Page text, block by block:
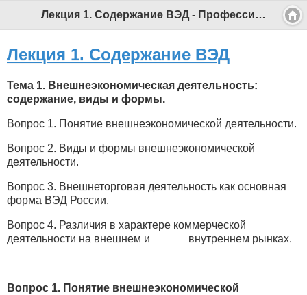
Лекция 1. Содержание ВЭД - Профессиональный педагог
Лекция 1. Содержание ВЭД
Тема 1. Внешнеэкономическая деятельность:
содержание, виды и формы.
Вопрос 1. Понятие внешнеэкономической деятельности.
Вопрос 2. Виды и формы внешнеэкономической
деятельности.
Вопрос 3. Внешнеторговая деятельность как основная
форма ВЭД России.
Вопрос 4. Различия в характере коммерческой
деятельности на внешнем и внутреннем рынках.
Вопрос 1. Понятие внешнеэкономической